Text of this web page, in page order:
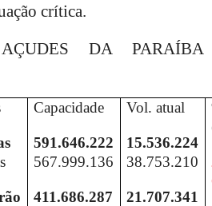
crítica.
DA PARAÍBA
Capacidade
591.646.222
567.999.136
411.686.287
Vol. atual
15.536.224
38.753.210
21.707.341